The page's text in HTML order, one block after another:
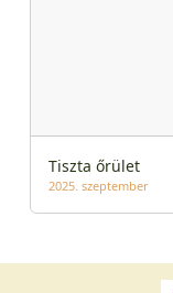
Tiszta őrület
2025. szeptember